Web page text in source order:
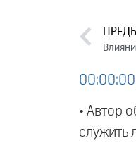
00:00:00
• Автор
служить